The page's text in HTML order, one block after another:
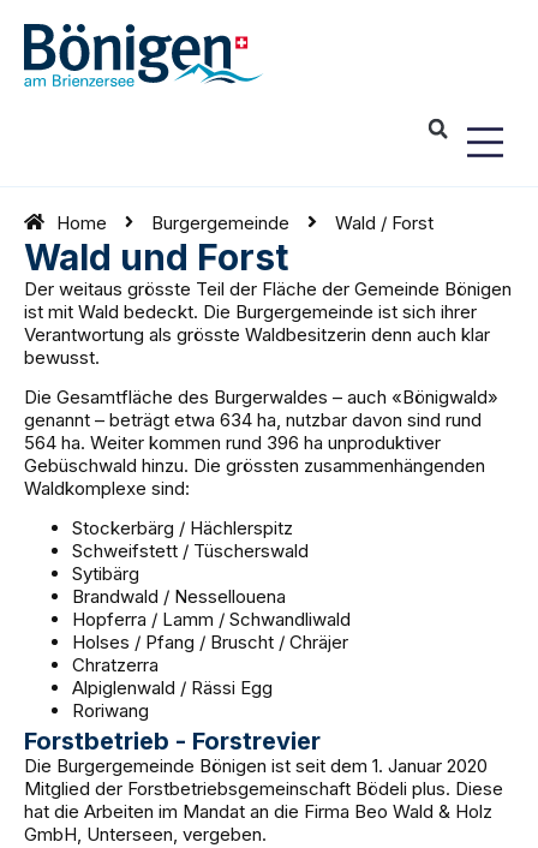
Home Burgergemeinde Wald / Forst
Wald und Forst
Der weitaus grösste Teil der Fläche der Gemeinde Bönigen
ist mit Wald bedeckt. Die Burgergemeinde ist sich ihrer
Verantwortung als grösste Waldbesitzerin denn auch klar
bewusst.
Die Gesamtfläche des Burgerwaldes – auch «Bönigwald»
genannt – beträgt etwa 634 ha, nutzbar davon sind rund
564 ha. Weiter kommen rund 396 ha unproduktiver
Gebüschwald hinzu. Die grössten zusammenhängenden
Waldkomplexe sind:
Stockerbärg / Hächlerspitz
Schweifstett / Tüscherswald
Sytibärg
Brandwald / Nessellouena
Hopferra / Lamm / Schwandliwald
Holses / Pfang / Bruscht / Chräjer
Chratzerra
Alpiglenwald / Rässi Egg
Roriwang
Forstbetrieb - Forstrevier
Die Burgergemeinde Bönigen ist seit dem 1. Januar 2020
Mitglied der Forstbetriebsgemeinschaft Bödeli plus. Diese
hat die Arbeiten im Mandat an die Firma Beo Wald & Holz
GmbH, Unterseen, vergeben.